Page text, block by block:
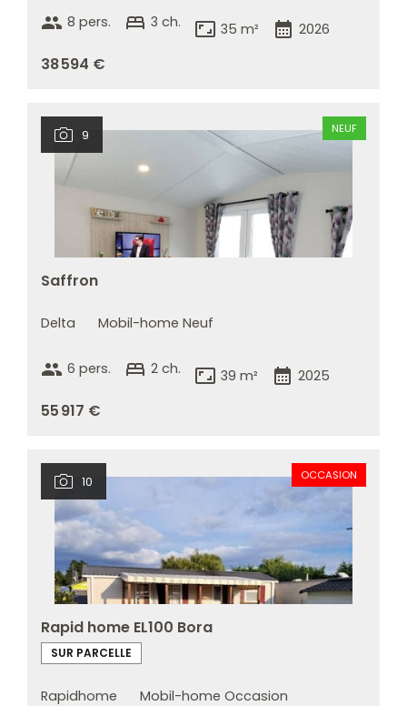
group 8 pers. bed 3 ch. aspect_ratio 35 m² calendar_month 2026
38 594 €
9 NEUF
Saffron
Delta Mobil-home Neuf
group 6 pers. bed 2 ch. aspect_ratio 39 m² calendar_month 2025
55 917 €
10 OCCASION
Rapid home EL100 Bora
SUR PARCELLE
Rapidhome Mobil-home Occasion